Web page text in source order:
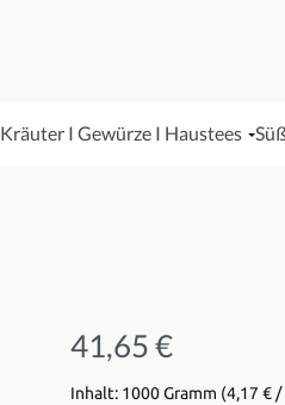
Kräuter I Gewürze I Haustees
Regulärer Preis:
41,65 €
Inhalt: 1000 Gramm (4,17 € /